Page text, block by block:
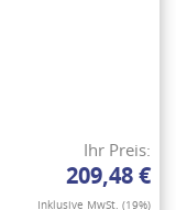
Ihr Preis:
209,48 €
Inklusive MwSt. (19%)